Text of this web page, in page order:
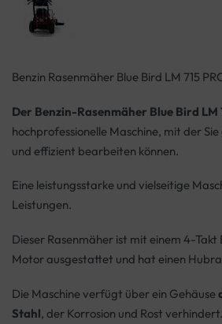
Benzin Rasenmäher Blue Bird LM 715
Der Benzin-Rasenmäher Blue Bird LM
hochprofessionelle Maschine, mit der
und effizient bearbeiten können.
Eine leistungsstarke und vielseitige
Leistungen.
Dieser Rasenmäher ist mit einem 4-Takt
Motor ausgestattet und hat einen
Die Maschine verfügt über ein Gehäuse
Stahl, der Korrosion und Rost